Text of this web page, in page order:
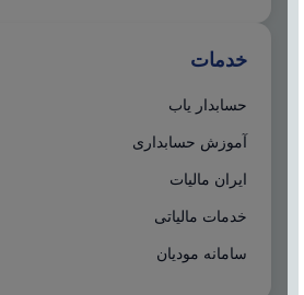
خدمات
حسابدار یاب
آموزش حسابداری
ایران مالیات
خدمات مالیاتی
سامانه مودیان